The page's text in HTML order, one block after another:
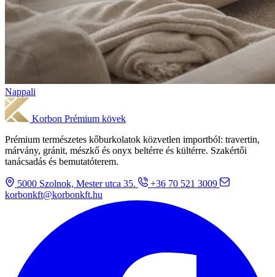
Nappali
Korbon Prémium kövek
Prémium természetes kőburkolatok közvetlen importból: travertin,
márvány, gránit, mészkő és onyx beltérre és kültérre. Szakértői
tanácsadás és bemutatóterem.
5000 Szolnok, Mester utca 35.
+36 70 521 3009
korbonkft@korbonkft.hu